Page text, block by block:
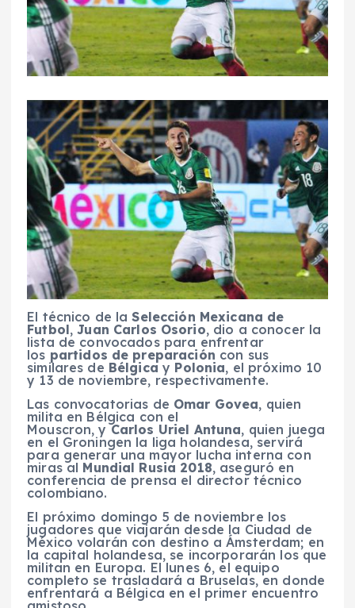
El técnico de la Selección Mexicana de
Futbol,Juan Carlos Osorio, dio a conocer la
lista de convocados para enfrentar
los partidos de preparación con sus
similares de Bélgicay Polonia, el próximo 10
y 13 de noviembre, respectivamente.
Las convocatorias de Omar Govea, quien
milita en Bélgica con el
Mouscron, yCarlos Uriel Antuna, quien juega
en el Groningen la liga holandesa, servirá
para generar una mayor lucha interna con
miras al Mundial Rusia 2018, aseguró en
conferencia de prensa el director técnico
colombiano.
El próximo domingo 5 de noviembre los
jugadores que viajarán desde la Ciudad de
México volarán con destino a Ámsterdam; en
la capital holandesa, se incorporarán los que
militan en Europa. El lunes 6, el equipo
completo se trasladará a Bruselas, en donde
enfrentará a Bélgica en el primer encuentro